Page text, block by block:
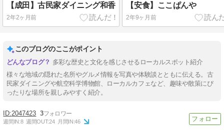
【成田】古民家ダイニング和香
2年2ヶ月前
【安食】ここぱんや
2年9ヶ月前
このブログのここがポイント
多彩な歴史と文化を感じさせるローカルスポット紹介
様々な地域の隠れた名所やグルメ情報を写真や体験談とともに伝える。古
民家ダイニングや航空科学博物館、ローカルカフェなど、趣味や散策にぴ
ったりな場所を親しみやすく紹介。
2047423 3
週間IN:8 週間OUT:24 月間IN:46